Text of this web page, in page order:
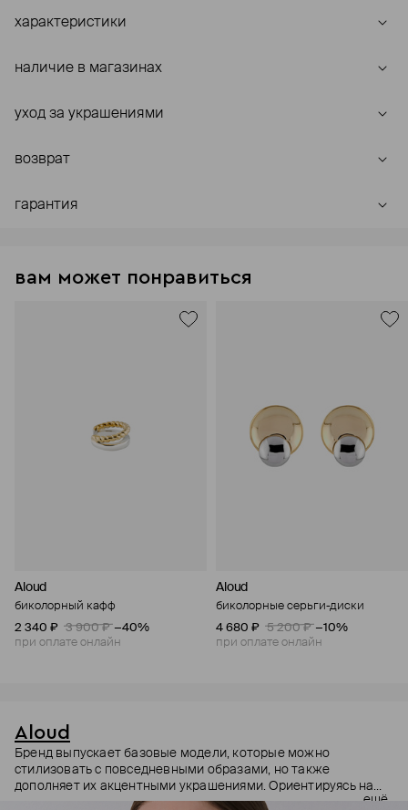
характеристики
наличие в магазинах
уход за украшениями
возврат
гарантия
вам может понравиться
Aloud
биколорный кафф
2 340 ₽
3 900 ₽ −40%
при оплате онлайн
Aloud
биколорные серьги-диски
4 680 ₽
5 200 ₽ −10%
при оплате онлайн
Aloud
Бренд выпускает базовые модели, которые можно
стилизовать с повседневными образами, но также
дополняет их акцентными украшениями. Ориентируясь на
долгосрочные тренды, вдохновляясь культурой, искусством и
ещё